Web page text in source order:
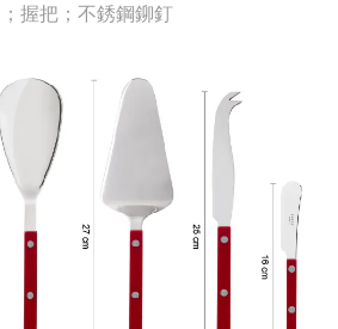
；握把 ； 不銹鋼鉚釘